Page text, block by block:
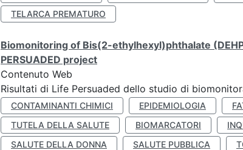
TELARCA PREMATURO
Biomonitoring of Bis(2-ethylhexyl)phthalate
PERSUADED project
Contenuto Web
Risultati di Life Persuaded dello studio di
CONTAMINANTI CHIMICI EPIDEMIOLOGIA
TUTELA DELLA SALUTE
BIOMARCATORI
SALUTE DELLA DONNA
SALUTE PUBBLICA